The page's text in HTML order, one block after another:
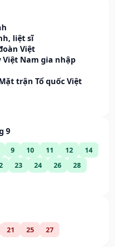
liệt sĩ
Việt
Việt Nam gia nhập
trận Tổ quốc Việt
9
9 10 11 12
14
23 24 26
28
21 25 27